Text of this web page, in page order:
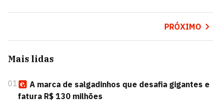
PRÓXIMO
Mais lidas
01
A marca de salgadinhos que desafia gigantes e
fatura R$ 130 milhões